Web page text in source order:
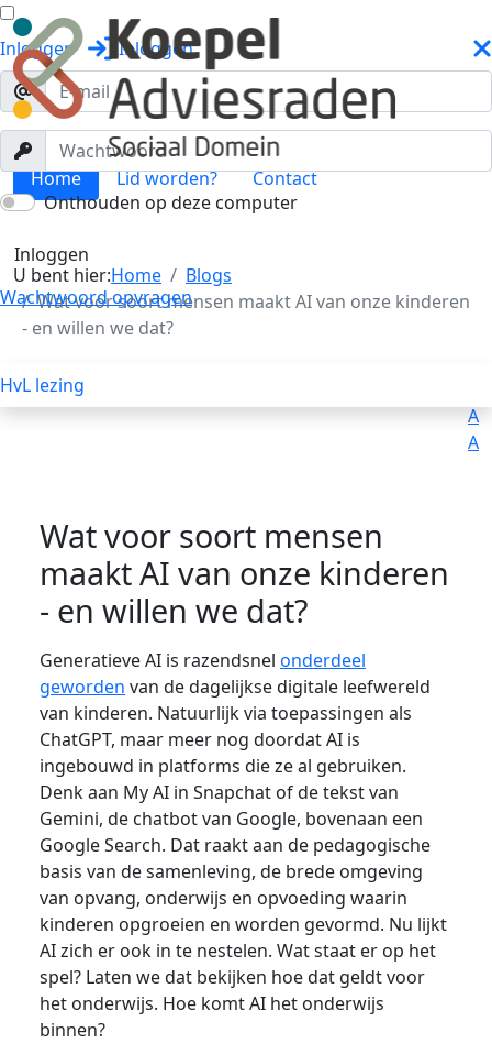
Inloggen Inloggen
Onthouden op deze computer
Inloggen
Wachtwoord opvragen
HvL lezing
Home Lid worden? Contact
U bent hier:Home
Blogs
Wat voor soort mensen maakt AI van onze kinderen
- en willen we dat?
A
A
Wat voor soort mensen
maakt AI van onze kinderen
- en willen we dat?
Generatieve AI is razendsnel onderdeel
geworden van de dagelijkse digitale leefwereld
van kinderen. Natuurlijk via toepassingen als
ChatGPT, maar meer nog doordat AI is
ingebouwd in platforms die ze al gebruiken.
Denk aan My AI in Snapchat of de tekst van
Gemini, de chatbot van Google, bovenaan een
Google Search. Dat raakt aan de pedagogische
basis van de samenleving, de brede omgeving
van opvang, onderwijs en opvoeding waarin
kinderen opgroeien en worden gevormd. Nu lijkt
AI zich er ook in te nestelen. Wat staat er op het
spel? Laten we dat bekijken hoe dat geldt voor
het onderwijs. Hoe komt AI het onderwijs
binnen?